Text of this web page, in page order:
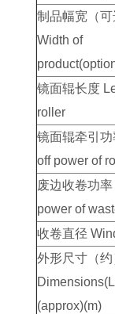
制品幅宽（可
Width of
镜面辊长度
roller
镜面辊牵引
off power of
废边收卷功
power of
收卷直径
外形尺寸（约
(approx)(m)